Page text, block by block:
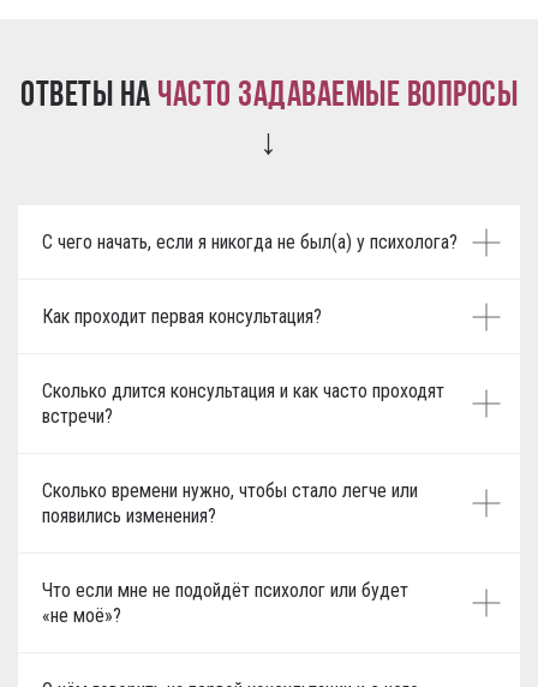
Ответы на часто задаваемые вопросы
↓
С чего начать, если я никогда не был(а) у психолога?
Как проходит первая консультация?
Сколько длится консультация и как часто проходят
встречи?
Сколько времени нужно, чтобы стало легче или
появились изменения?
Что если мне не подойдёт психолог или будет
«не моё»?